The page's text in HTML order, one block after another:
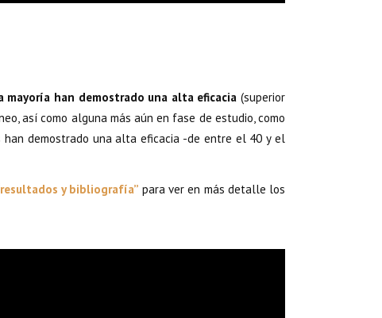
han demostrado una alta eficacia (superior
así como alguna más aún en fase de estudio, como
han demostrado una alta eficacia -de entre el 40 y el
y bibliografía” para ver en más detalle los